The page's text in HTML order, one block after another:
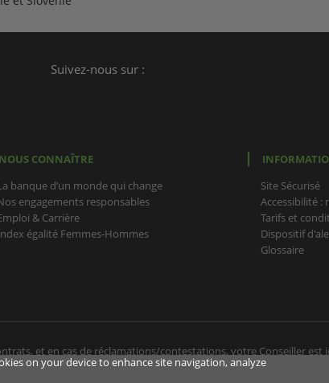
Suivez-nous sur :
NOUS CONNAÎTRE
banque d’un monde qui change
engagements responsables
& Carrière
égalité Femmes-Hommes
Site Sécurisé
Accessibilité
Tarifs et
Dispositif
Glossaire
et en cas de réclamations/contestations, votre Conseiller est
de téléphone direct, envoyez-lui un message par votre
on your device to enhance site navigation, analyze